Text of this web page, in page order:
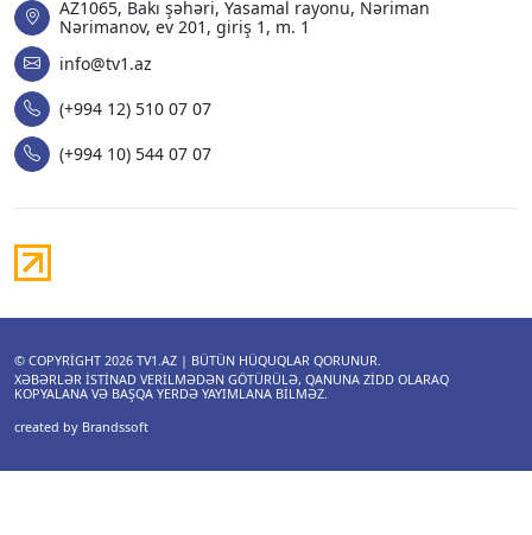
AZ1065, Bakı şəhəri, Yasamal rayonu, Nəriman
Nərimanov, ev 201, giriş 1, m. 1
info@tv1.az
(+994 12) 510 07 07
(+994 10) 544 07 07
© COPYRIGHT 2026 TV1.AZ | BÜTÜN HÜQUQLAR QORUNUR.
XƏBƏRLƏR ISTINAD VERILMƏDƏN GÖTÜRÜLƏ, QANUNA ZIDD OLARAQ
KOPYALANA VƏ BAŞQA YERDƏ YAYIMLANA BILMƏZ.
created by Brandssoft